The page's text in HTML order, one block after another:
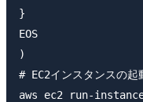
}
EOS
)
# EC2インスタンスの起